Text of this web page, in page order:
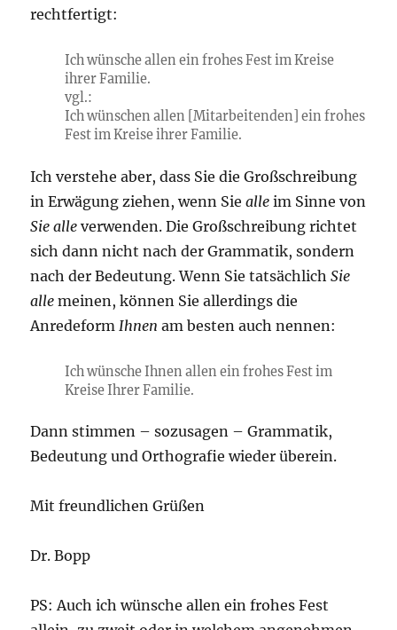
rechtfertigt:
Ich wünsche allen ein frohes Fest im Kreise
ihrer Familie.
vgl.:
Ich wünschen allen [Mitarbeitenden] ein frohes
Fest im Kreise ihrer Familie.
Ich verstehe aber, dass Sie die Großschreibung
in Erwägung ziehen, wenn Siealle im Sinne von
Sie alle verwenden. Die Großschreibung richtet
sich dann nicht nach der Grammatik, sondern
nach der Bedeutung. Wenn Sie tatsächlichSie
alle meinen, können Sie allerdings die
Anredeform Ihnen am besten auch nennen:
Ich wünsche Ihnen allen ein frohes Fest im
Kreise Ihrer Familie.
Dann stimmen – sozusagen – Grammatik,
Bedeutung und Orthografie wieder überein.
Mit freundlichen Grüßen
Dr. Bopp
PS: Auch ich wünsche allen ein frohes Fest